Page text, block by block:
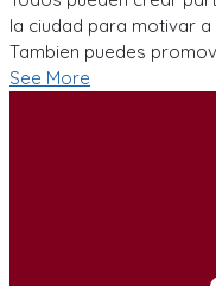
la ciudad para motivar
Tambien puedes
See More